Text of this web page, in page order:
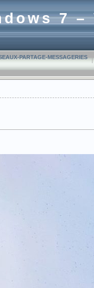
7 –
PARTAGE-MESSAGERIES